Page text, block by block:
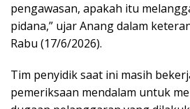
pengawasan, apakah itu
pidana,” ujar Anang dalam
Rabu (17/6/2026).
Tim penyidik saat ini masih
pemeriksaan mendalam untuk